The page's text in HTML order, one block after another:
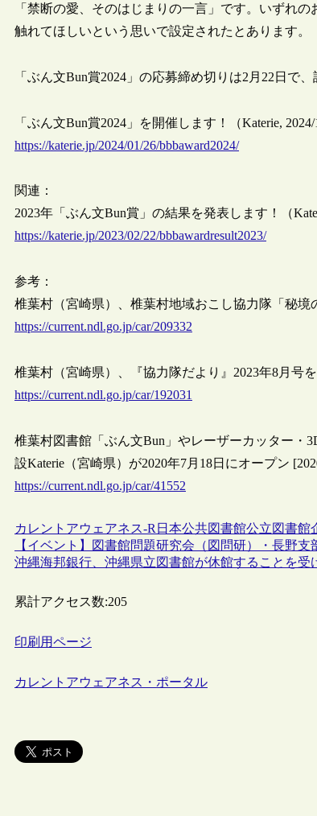
「禁断の愛、そのはじまりの一言」です。いずれ
触れてほしいという思いで設定されたとあります。
「ぶん文Bun賞2024」の応募締め切りは2月22日で
「ぶん文Bun賞2024」を開催します！（Katerie, 2024/
https://katerie.jp/2024/01/26/bbbaward2024/
関連：
2023年「ぶん文Bun賞」の結果を発表します！（
https://katerie.jp/2023/02/22/bbbawardresult2023/
参考：
椎葉村（宮崎県）、椎葉村地域おこし協力隊「秘境
https://current.ndl.go.jp/car/209332
椎葉村（宮崎県）、『協力隊だより』2023年8月号
https://current.ndl.go.jp/car/192031
椎葉村図書館「ぶん文Bun」やレーザーカッター・
設Katerie（宮崎県）が2020年7月18日にオープン
https://current.ndl.go.jp/car/41552
カレントアウェアネス-R 日本公共図書館公立図書館
【イベント】図書館問題研究会（図問研）・長野
沖縄海邦銀行、沖縄県立図書館が休館することを
累計アクセス数:205
印刷用ページ
カレントアウェアネス・ポータル